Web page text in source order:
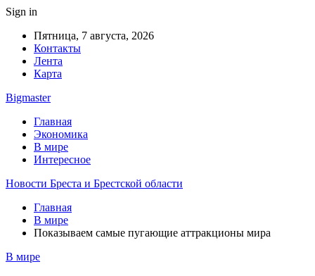
Sign in
Пятница, 7 августа, 2026
Контакты
Лента
Карта
Bigmaster
Главная
Экономика
В мире
Интересное
Новости Бреста и Брестской области
Главная
В мире
Показываем самые пугающие аттракционы мира
В мире